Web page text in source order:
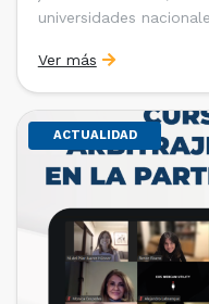
universidades
de la Cámara de
realizaron […]
Ver más
ACTUALIDAD